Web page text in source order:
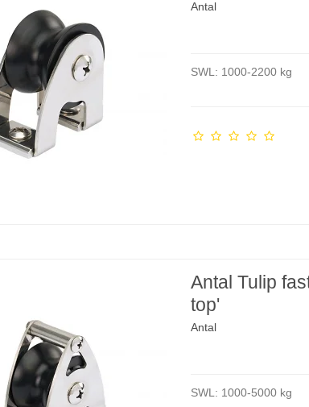
Antal
SWL: 1000-2200 kg
Antal Tulip
top'
Antal
SWL: 1000-5000 kg